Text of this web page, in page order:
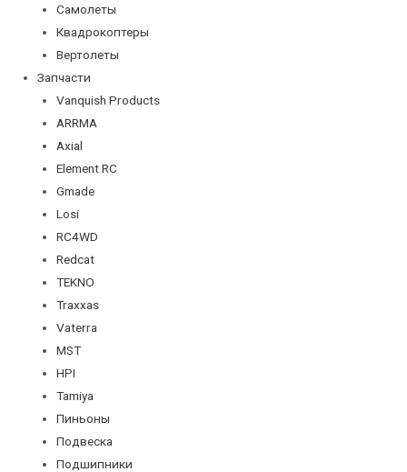
Самолеты
Квадрокоптеры
Вертолеты
Запчасти
Vanquish Products
ARRMA
Axial
Element RC
Gmade
Losi
RC4WD
Redcat
TEKNO
Traxxas
Vaterra
MST
HPI
Tamiya
Пиньоны
Подвеска
Подшипники